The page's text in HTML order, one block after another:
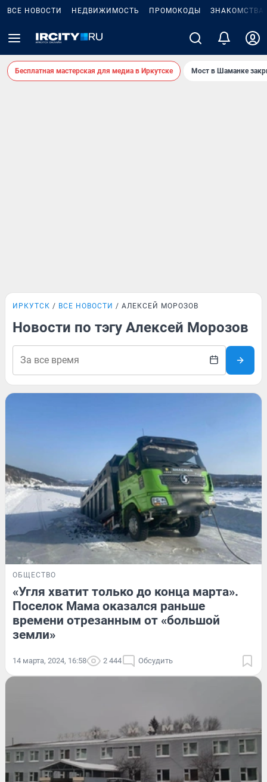
ВСЕ НОВОСТИ НЕДВИЖИМОСТЬ ПРОМОКОДЫ ЗНАКОМСТВА
Бесплатная мастерская для медиа в Иркутске Мост в Шаманке
ИРКУТСК ВСЕ НОВОСТИ АЛЕКСЕЙ МОРОЗОВ
Новости по тэгу Алексей Морозов
ОБЩЕСТВО
«Угля хватит только до конца марта».
Поселок Мама оказался раньше
времени отрезанным от «большой
земли»
14 марта, 2024, 16:58 2 444 Обсудить